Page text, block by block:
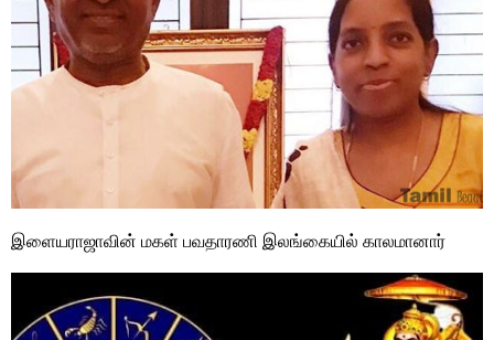
இளையராஜாவின் மகள் பவதாரணி இலங்கையில் காலமானார்